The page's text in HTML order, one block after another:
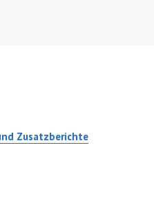
Zusatzberichte